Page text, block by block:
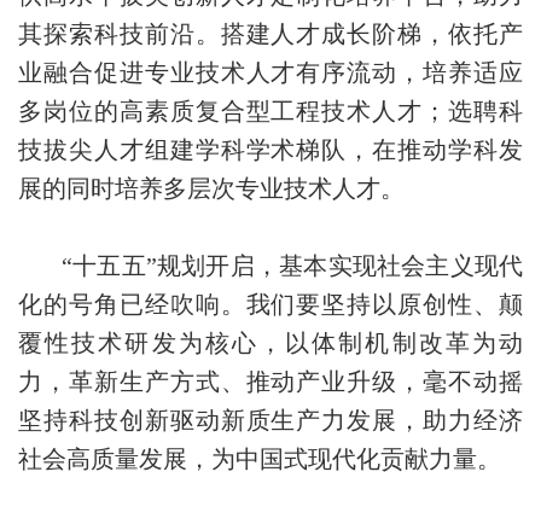
其探索科技前沿。搭建人才成长阶梯，依托产
业融合促进专业技术人才有序流动，培养适应
多岗位的高素质复合型工程技术人才；选聘科
技拔尖人才组建学科学术梯队，在推动学科发
展的同时培养多层次专业技术人才。
“十五五”规划开启，基本实现社会主义现代
化的号角已经吹响。我们要坚持以原创性、颠
覆性技术研发为核心，以体制机制改革为动
力，革新生产方式、推动产业升级，毫不动摇
坚持科技创新驱动新质生产力发展，助力经济
社会高质量发展，为中国式现代化贡献力量。